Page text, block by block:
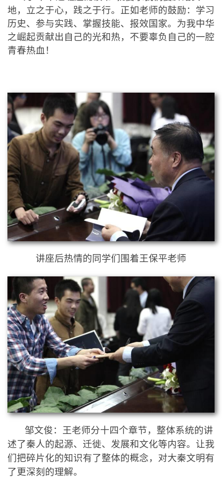
地，立之于心，践之于行。正如老师的鼓励：学习
历史、参与实践、掌握技能、报效国家。为我中华
之崛起贡献出自己的光和热，不要辜负自己的一腔
青春热血！
讲座后热情的同学们围着王保平老师
邹文俊：
王老师分十四个章节，整体系统的讲
述了秦人的起源、迁徙、发展和文化等内容。让我
们把碎片化的知识有了整体的概念，对大秦文明有
了更深刻的理解。